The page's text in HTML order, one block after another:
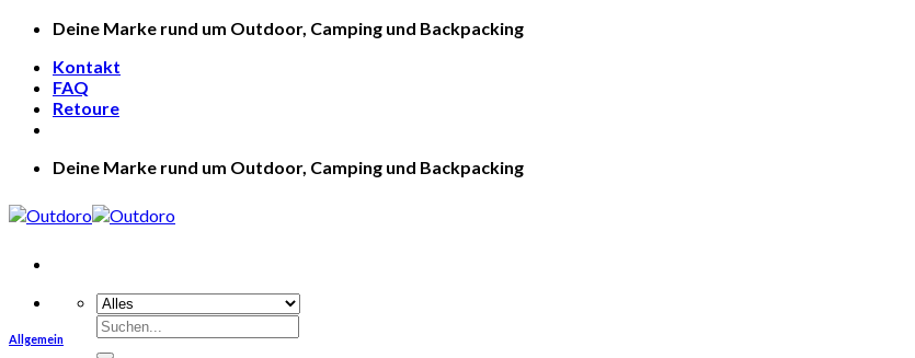
Zum
springen
Deine Marke rund um Outdoor, Camping und Backpacking
Kontakt
FAQ
Retoure
Deine Marke rund um Outdoor, Camping und Backpacking
Suche
nach:
Allgemein